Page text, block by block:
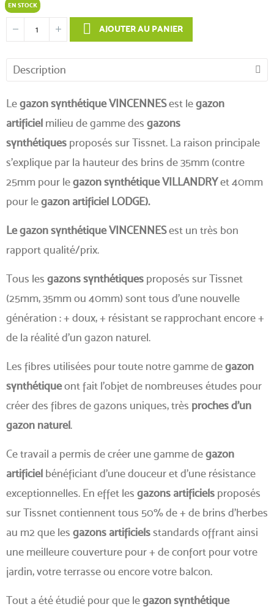
EN STOCK
AJOUTER AU PANIER
Description
Legazon synthétique VINCENNESest legazon
artificiel milieu de gamme des gazons
synthétiques proposés sur Tissnet. La raison principale
s'explique par la hauteur des brins de 35mm (contre
25mm pour legazon synthétique VILLANDRYet 40mm
pour legazon artificiel LODGE).
Le gazon synthétique VINCENNESest un très bon
rapport qualité/prix.
Tous les gazons synthétiques proposés sur Tissnet
(25mm, 35mm ou 40mm) sont tous d'une nouvelle
génération : + doux, + résistant se rapprochant encore +
de la réalité d'un gazon naturel.
Les fibres utilisées pour toute notre gamme degazon
synthétiqueont fait l'objet de nombreuses études pour
créer des fibres de gazons uniques, très proches d'un
gazon naturel.
Ce travail a permis de créer une gamme degazon
artificiel bénéficiant d'une douceur et d'une résistance
exceptionnelles. En effet les gazons artificiels proposés
sur Tissnet contiennent tous 50% de + de brins d'herbes
au m2 que les gazons artificielsstandards offrant ainsi
une meilleure couverture pour + de confort pour votre
jardin, votre terrasse ou encore votre balcon.
Tout a été étudié pour que legazon synthétique